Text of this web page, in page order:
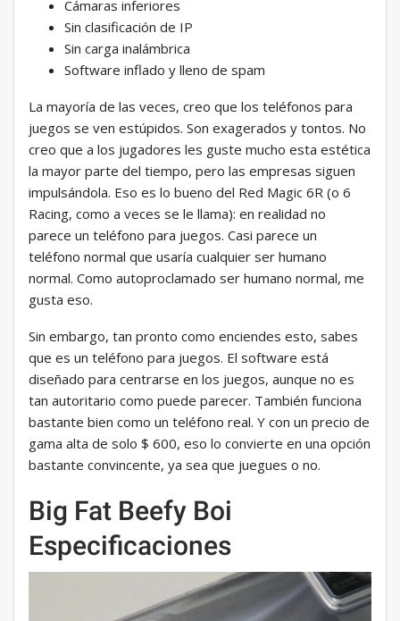
Cámaras inferiores
Sin clasificación de IP
Sin carga inalámbrica
Software inflado y lleno de spam
La mayoría de las veces, creo que los teléfonos para
juegos se ven estúpidos. Son exagerados y tontos. No
creo que a los jugadores les guste mucho esta estética
la mayor parte del tiempo, pero las empresas siguen
impulsándola. Eso es lo bueno del Red Magic 6R (o 6
Racing, como a veces se le llama): en realidad no
parece un teléfono para juegos. Casi parece un
teléfono normal que usaría cualquier ser humano
normal. Como autoproclamado ser humano normal, me
gusta eso.
Sin embargo, tan pronto como enciendes esto, sabes
que es un teléfono para juegos. El software está
diseñado para centrarse en los juegos, aunque no es
tan autoritario como puede parecer. También funciona
bastante bien como un teléfono real. Y con un precio de
gama alta de solo $ 600, eso lo convierte en una opción
bastante convincente, ya sea que juegues o no.
Big Fat Beefy Boi
Especificaciones